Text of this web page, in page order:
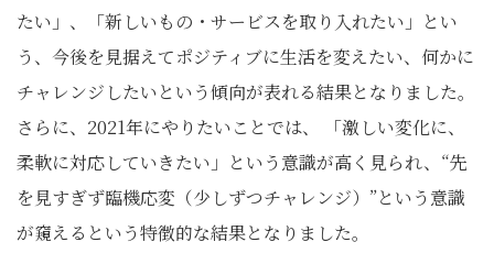
たい」、「新しいもの・サービスを取り入れたい」とい
う、今後を見据えてポジティブに生活を変えたい、何かに
チャレンジしたいという傾向が表れる結果となりました。
さらに、2021年にやりたいことでは、 「激しい変化に、
柔軟に対応していきたい」という意識が高く見られ、“先
を見すぎず臨機応変（少しずつチャレンジ）”という意識
が窺えるという特徴的な結果となりました。